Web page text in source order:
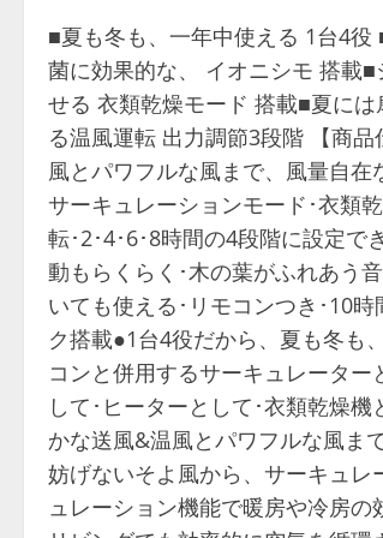
■夏も冬も、一年中使える 1台4
菌に効果的な、 イオニシモ 搭載
せる 衣類乾燥モード 搭載■夏に
る温風運転 出力調節3段階 【商
風とパワフルな風まで、風量自
サーキュレーションモード･衣類
転･2･4･6･8時間の4段階に設定で
動もらくらく･木の葉がふれあう
いても使える･リモコンつき･10
ク搭載●1台4役だから、夏も冬も
コンと併用するサーキュレータ
して･ヒーターとして･衣類乾燥
かな送風&温風とパワフルな風ま
妨げないそよ風から、サーキュ
ュレーション機能で暖房や冷房